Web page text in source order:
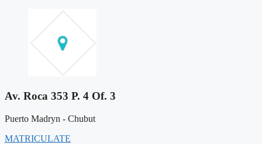
Av. Roca 353 P. 4 Of. 3
Puerto Madryn - Chubut
MATRICULATE